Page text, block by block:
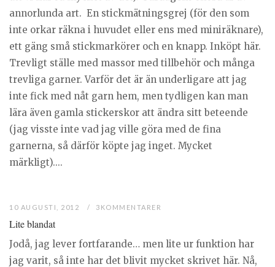
annorlunda art. En stickmätningsgrej (för den som
inte orkar räkna i huvudet eller ens med miniräknare),
ett gäng små stickmarkörer och en knapp. Inköpt här.
Trevligt ställe med massor med tillbehör och många
trevliga garner. Varför det är än underligare att jag
inte fick med nåt garn hem, men tydligen kan man
lära även gamla stickerskor att ändra sitt beteende
(jag visste inte vad jag ville göra med de fina
garnerna, så därför köpte jag inget. Mycket
märkligt)....
10 AUGUSTI, 2012 3KOMMENTARER
Lite blandat
Jodå, jag lever fortfarande… men lite ur funktion har
jag varit, så inte har det blivit mycket skrivet här. Nå,